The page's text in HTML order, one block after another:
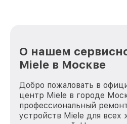
О нашем
Miele в Москве
Добро пожаловать в
центр Miele в городе
профессиональный
устройств Miele для всех